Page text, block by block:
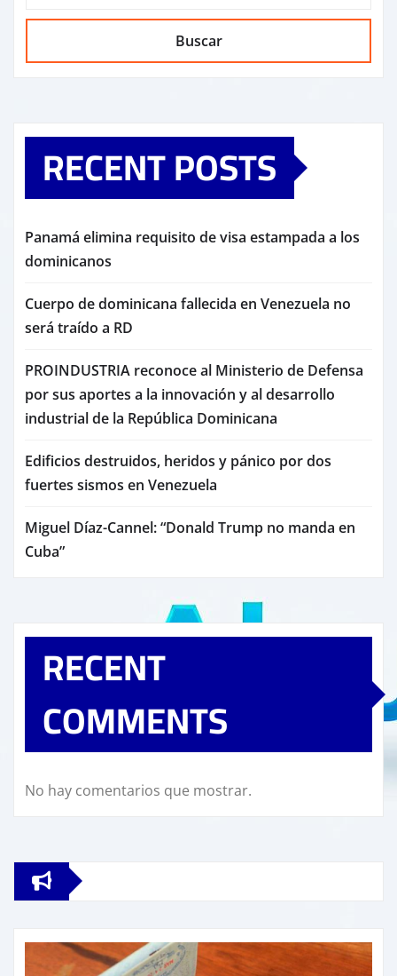
Buscar
RECENT POSTS
Panamá elimina requisito de visa estampada a los
dominicanos
Cuerpo de dominicana fallecida en Venezuela no
será traído a RD
PROINDUSTRIA reconoce al Ministerio de Defensa
por sus aportes a la innovación y al desarrollo
industrial de la República Dominicana
Edificios destruidos, heridos y pánico por dos
fuertes sismos en Venezuela
Miguel Díaz-Cannel: “Donald Trump no manda en
Cuba”
RECENT
COMMENTS
No hay comentarios que mostrar.